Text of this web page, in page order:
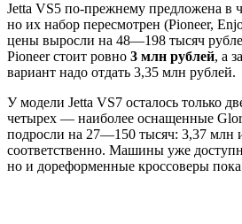
Jetta VS5 по-прежнему предложена в
но их набор пересмотрен (Pioneer,
цены выросли на 48—198 тысяч
Pioneer стоит ровно 3 млн рублей, а
вариант надо отдать 3,35 млн рублей.
У модели Jetta VS7 осталось только
четырех — наиболее оснащенные
подросли на 27—150 тысяч: 3,37 млн
соответственно. Машины уже
но и дореформенные кроссоверы